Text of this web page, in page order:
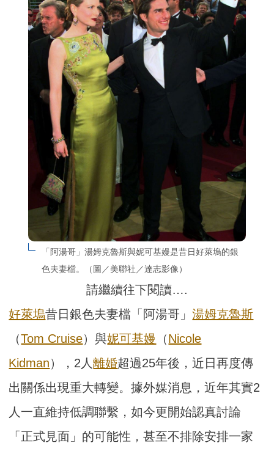
「阿湯哥」湯姆克魯斯與妮可基嫚是昔日好萊塢的銀
色夫妻檔。（圖／美聯社／達志影像）
請繼續往下閱讀….
好萊塢昔日銀色夫妻檔「阿湯哥」湯姆克魯斯
（Tom Cruise）與妮可基嫚 （Nicole
Kidman），2人離婚超過25年後，近日再度傳
出關係出現重大轉變。據外媒消息，近年其實2
人一直維持低調聯繫，如今更開始認真討論
「正式見面」的可能性，甚至不排除安排一家